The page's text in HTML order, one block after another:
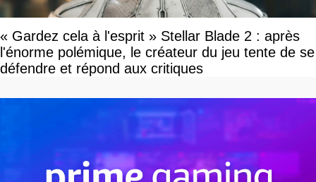
« Gardez cela à l'esprit » Stellar Blade 2 : après
l'énorme polémique, le créateur du jeu tente de se
défendre et répond aux critiques